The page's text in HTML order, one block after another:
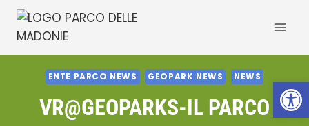
Apri
Salta
contenuto
ENTE PARCO NEWS GEOPARK NEWS NEWS
VR@GEOPARKS-IL PARCO